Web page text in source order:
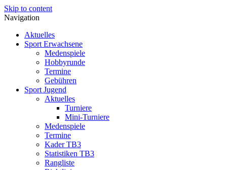
Skip to content
Navigation
Aktuelles
Sport Erwachsene
Medenspiele
Hobbyrunde
Termine
Gebühren
Sport Jugend
Aktuelles
Turniere
Mini-Turniere
Medenspiele
Termine
Kader TB3
Statistiken TB3
Rangliste